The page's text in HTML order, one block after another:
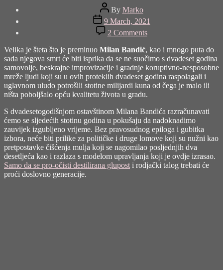
Post
author
By Marko
Post
date
9 March, 2021
2 Commentson
Zagreb
2021!
Velika je šteta što je preminuo Milan Bandić, kao i mnogo puta do
sada njegova smrt će biti isprika da se ne suočimo s dvadeset godina
samovolje, beskrajne improvizacije i gradnje koruptivno-nesposobne
mreže ljudi koji su u ovih proteklih dvadeset godina raspolagali i
uglavnom uludo potrošili stotine milijardi kuna od čega je malo ili
ništa poboljšalo opću kvalitetu života u gradu.
S dvadesetogodišnjom ostavštinom Milana Bandića razračunavati
ćemo se sljedećih stotinu godina u pokušaju da nadoknadimo
zauvijek izgubljeno vrijeme. Bez pravosudnog epiloga i gubitka
izbora, neće biti prilike za političke i druge lomove koji su nužni kao
pretpostavke čišćenja mulja koji se nagomilao posljednjih dva
desetljeća kao i razlaza s modelom upravljanja koji je ovdje izrasao.
Samo da se pro-očisti destilirana glupost i rodjački talog trebati će
proći doslovno generacije.